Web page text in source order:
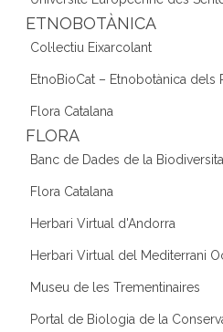
ETNOBOTÀNICA
Col·lectiu Eixarcolant
EtnoBioCat – Etnobotànica dels
Flora Catalana
FLORA
Banc de Dades de la
Flora Catalana
Herbari Virtual d'Andorra
Herbari Virtual del Mediterrani
Museu de les Trementinaires
Portal de Biologia de la